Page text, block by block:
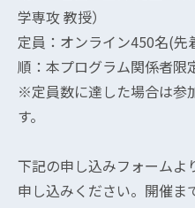
学専攻 教授）
定員：オンライン450名(
順：本プログラム関係者限
※定員数に達した場合は参
す。
下記の申し込みフォームよ
申し込みください。開催ま